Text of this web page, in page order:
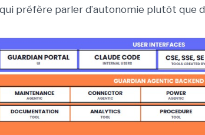
préfère parler d’autonomie plutôt que